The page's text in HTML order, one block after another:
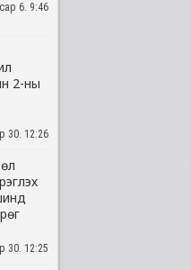
6. 9:46
2-ны
30. 12:26
30. 12:25